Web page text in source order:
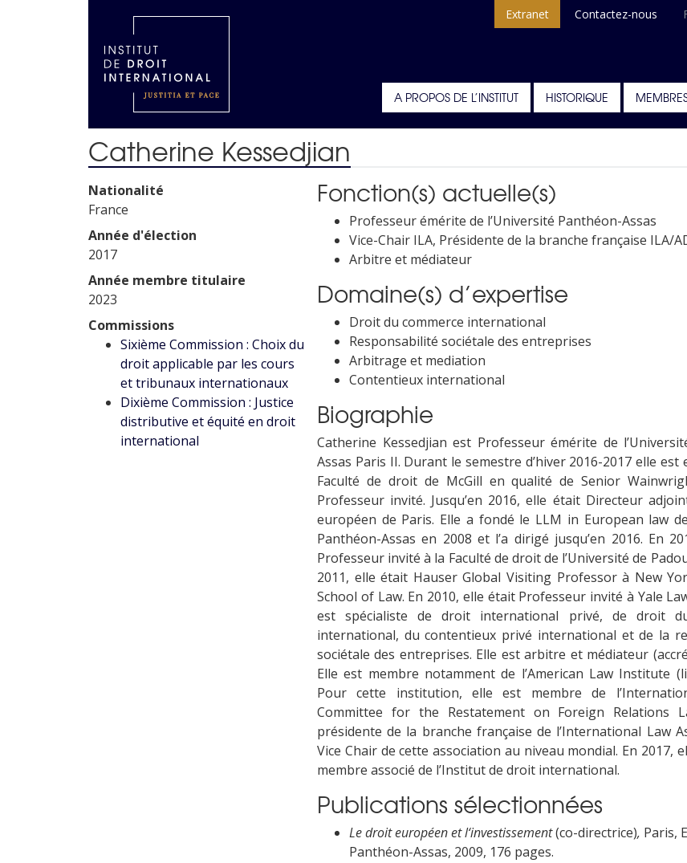
A PROPOS DE L’INSTITUT HISTORIQUE
Extranet Contactez-nous
Catherine Kessedjian
Nationalité
France
Année d'élection
2017
Année membre titulaire
2023
Commissions
Sixième Commission : Choix du
droit applicable par les cours
et tribunaux internationaux
Dixième Commission : Justice
distributive et équité en droit
international
Fonction(s) actuelle(s)
Professeur émérite de l’Université Panthéon-Assas
Vice-Chair ILA, Présidente de la branche française ILA/
Arbitre et médiateur
Domaine(s) d’expertise
Droit du commerce international
Responsabilité sociétale des entreprises
Arbitrage et mediation
Contentieux international
Biographie
Catherine Kessedjian est Professeur émérite de
Assas Paris II. Durant le semestre d’hiver 2016-2017 elle est
Faculté de droit de McGill en qualité de Senior
Professeur invité. Jusqu’en 2016, elle était Directeur
européen de Paris. Elle a fondé le LLM in European law
Panthéon-Assas en 2008 et l’a dirigé jusqu’en 2016. En
Professeur invité à la Faculté de droit de l’Université de
2011, elle était Hauser Global Visiting Professor à New
School of Law. En 2010, elle était Professeur invité à Yale
est spécialiste de droit international privé, de droit
international, du contentieux privé international et de la
sociétale des entreprises. Elle est arbitre et médiateur
Elle est membre notamment de l’American Law Institute
Pour cette institution, elle est membre de
Committee for the Restatement on Foreign Relations
présidente de la branche française de l’International Law
Vice Chair de cette association au niveau mondial. En 2017,
membre associé de l’Institut de droit international.
Publications sélectionnées
Le droit européen et l‘investissement(co-directrice), Paris,
Panthéon-Assas, 2009, 176 pages.